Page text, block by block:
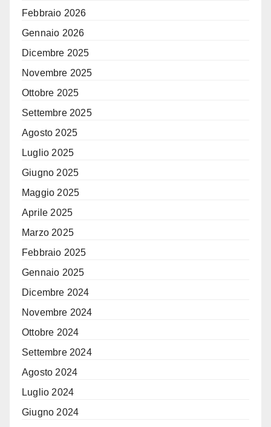
Febbraio 2026
Gennaio 2026
Dicembre 2025
Novembre 2025
Ottobre 2025
Settembre 2025
Agosto 2025
Luglio 2025
Giugno 2025
Maggio 2025
Aprile 2025
Marzo 2025
Febbraio 2025
Gennaio 2025
Dicembre 2024
Novembre 2024
Ottobre 2024
Settembre 2024
Agosto 2024
Luglio 2024
Giugno 2024